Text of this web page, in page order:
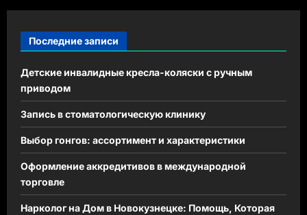
Последние записи
Детские инвалидные кресла-коляски с ручным
приводом
Запись в стоматологическую клинику
Выбор гонгов: ассортимент и характеристики
Оформление аккредитивов в международной
торговле
Нарколог на Дом в Новокузнецке: Помощь, Которая